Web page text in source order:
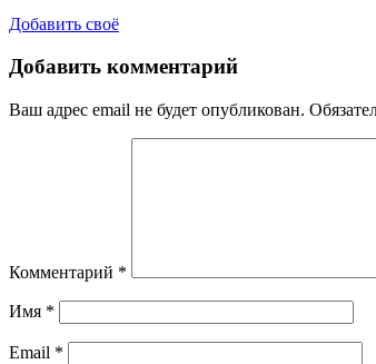
Добавить своё
Добавить комментарий
Ваш адрес email не будет опубликован.
Комментарий *
Имя *
Email *